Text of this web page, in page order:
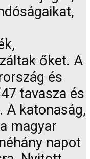
őket. A
és
tavasza és
A katonaság,
magyar
napot